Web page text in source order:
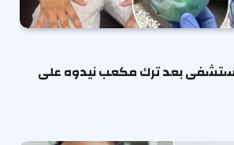
بعد ترك مكعب نيدوه على